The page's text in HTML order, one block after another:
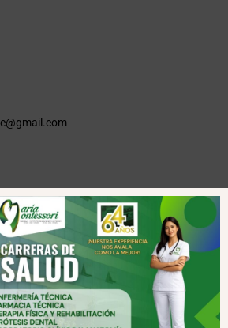
| Grupo HBA Noticias| Todos los
derechos reservados
VISITE TAMBIÉN